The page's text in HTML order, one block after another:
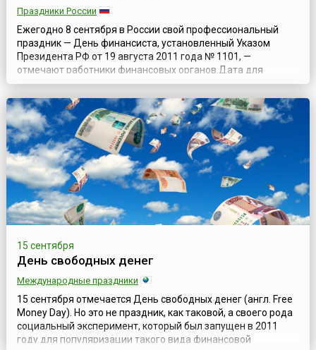
Праздники России
Ежегодно 8 сентября в России свой профессиональный
праздник — День финансиста, установленный Указом
Президента РФ от 19 августа 2011 года № 1101, —
отмечают работники финансовых органов.Дата для
празднования была выбрана в связи с тем, что 8 сентября
(по старому стилю) 1802 года император Александр I своим
высочайшим манифестом образовал в России
Министерство финансов. Первым министром финансо...
15 сентября
День свободных денег
Международные праздники
15 сентября отмечается День свободных денег (англ. Free
Money Day). Но это не праздник, как таковой, а своего рода
социальный эксперимент, который был запущен в 2011
году для популяризации такого вида финансовой